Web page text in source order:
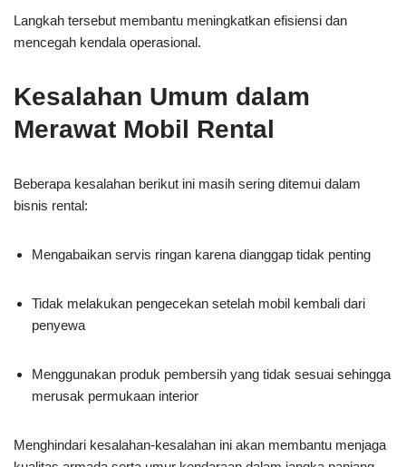
Langkah tersebut membantu meningkatkan efisiensi dan
mencegah kendala operasional.
Kesalahan Umum dalam
Merawat Mobil Rental
Beberapa kesalahan berikut ini masih sering ditemui dalam
bisnis rental:
Mengabaikan servis ringan karena dianggap tidak penting
Tidak melakukan pengecekan setelah mobil kembali dari
penyewa
Menggunakan produk pembersih yang tidak sesuai sehingga
merusak permukaan interior
Menghindari kesalahan-kesalahan ini akan membantu menjaga